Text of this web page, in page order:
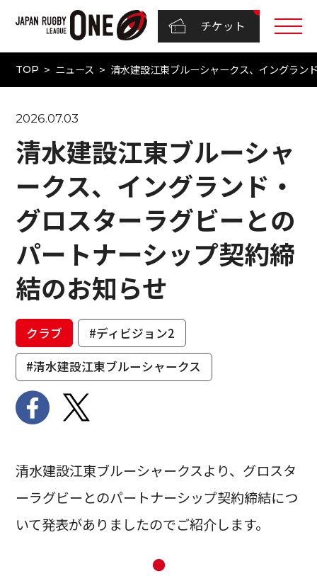
チケット
TOP ニュース 清水建設江東ブルーシャークス、イングラン
2026.07.03
清水建設江東ブルーシャ
ークス、イングランド・
グロスターラグビーとの
パートナーシップ契約締
結のお知らせ
クラブ
#ディビジョン2
#清水建設江東ブルーシャークス
清水建設江東ブルーシャークスより、グロスタ
ーラグビーとのパートナーシップ契約締結につ
いて発表がありましたのでご紹介します。
●